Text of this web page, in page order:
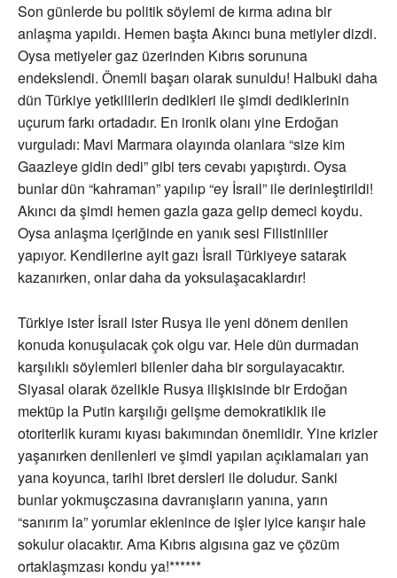
Son günlerde bu politik söylemi de kırma adına bir
anlaşma yapıldı. Hemen başta Akıncı buna metiyler dizdi.
Oysa metiyeler gaz üzerinden Kıbrıs sorununa
endekslendi. Önemli başarı olarak sunuldu! Halbuki daha
dün Türkiye yetkililerin dedikleri ile şimdi dediklerinin
uçurum farkı ortadadır. En ironik olanı yine Erdoğan
vurguladı: Mavi Marmara olayında olanlara “size kim
Gaazleye gidin dedi” gibi ters cevabı yapıştırdı. Oysa
bunlar dün “kahraman” yapılıp “ey İsrail” ile derinleştirildi!
Akıncı da şimdi hemen gazla gaza gelip demeci koydu.
Oysa anlaşma içeriğinde en yanık sesi Filistinliler
yapıyor. Kendilerine ayit gazı İsrail Türkiyeye satarak
kazanırken, onlar daha da yoksulaşacaklardır!
Türkiye ister İsrail ister Rusya ile yeni dönem denilen
konuda konuşulacak çok olgu var. Hele dün durmadan
karşılıklı söylemleri bilenler daha bir sorgulayacaktır.
Siyasal olarak özelikle Rusya ilişkisinde bir Erdoğan
mektüp la Putin karşılığı gelişme demokratiklik ile
otoriterlik kuramı kıyası bakımından önemlidir. Yine krizler
yaşanırken denilenleri ve şimdi yapılan açıklamaları yan
yana koyunca, tarihi ibret dersleri ile doludur. Sanki
bunlar yokmuşczasına davranışların yanına, yarın
“sanırım la” yorumlar eklenince de işler iyice karışır hale
sokulur olacaktır. Ama Kıbrıs algısına gaz ve çözüm
ortaklaşmzası kondu ya!******